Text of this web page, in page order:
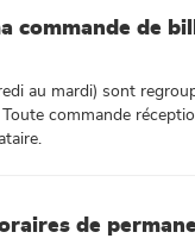
commande de
au mardi) sont
commande
de